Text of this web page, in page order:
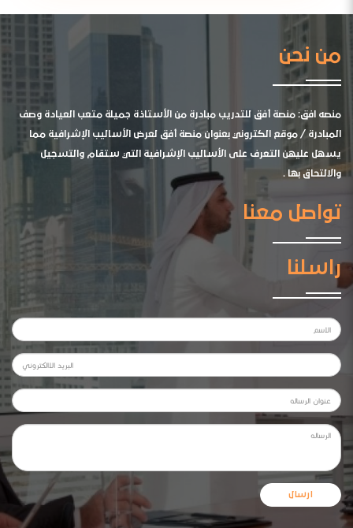
من نحن
منصه افق: منصة أفق للتدريب مبادرة من الأستاذة جميلة متعب العيادة وصف
المبادرة / موقع الكتروني بعنوان منصة أفق لعرض الأساليب الإشرافية مما
يسهل عليهن التعرف على الأساليب الإشرافية التي ستقام والتسجيل
والالتحاق بها .
تواصل معنا
راسلنا
ارسال